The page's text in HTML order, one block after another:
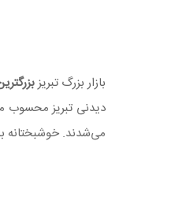
بازار بزرگ تبریز
دیدنی تبریز محسوب
می‌شدند. خوشبختانه